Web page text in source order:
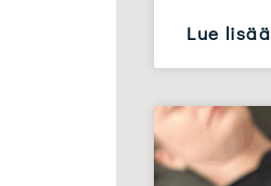
Lue lisää